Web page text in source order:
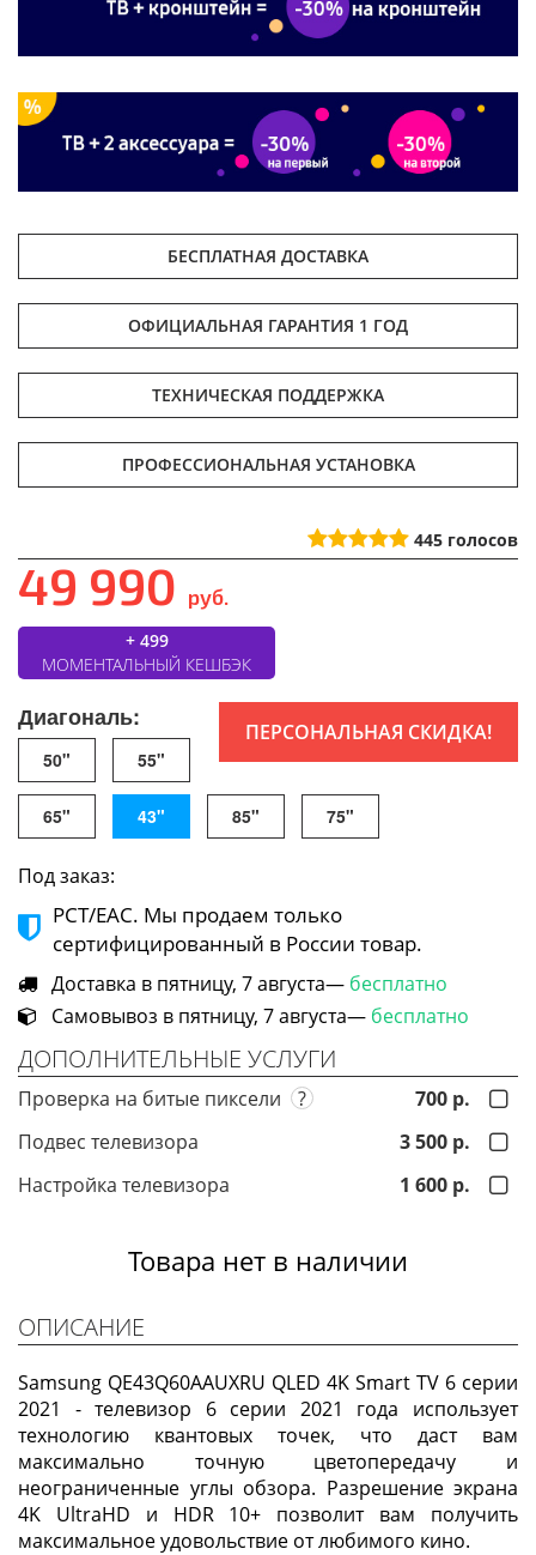
БЕСПЛАТНАЯ ДОСТАВКА
ОФИЦИАЛЬНАЯ ГАРАНТИЯ 1 ГОД
ТЕХНИЧЕСКАЯ ПОДДЕРЖКА
ПРОФЕССИОНАЛЬНАЯ УСТАНОВКА
445 голосов
49 990 руб.
+ 499
МОМЕНТАЛЬНЫЙ КЕШБЭК
ПЕРСОНАЛЬНАЯ СКИДКА!
Диагональ:
50" 55"
65" 43" 85" 75"
Под заказ:
РСТ/ЕАС. Мы продаем только
сертифицированный в России товар.
Доставка в пятницу, 7 августа— бесплатно
Самовывоз в пятницу, 7 августа— бесплатно
ДОПОЛНИТЕЛЬНЫЕ УСЛУГИ
Проверка на битые пиксели ?
700 р.
Подвес телевизора
3 500 р.
Настройка телевизора
1 600 р.
Товара нет в наличии
ОПИСАНИЕ
Samsung QE43Q60AAUXRU QLED 4K Smart TV 6 серии
2021 - телевизор 6 серии 2021 года использует
технологию квантовых точек, что даст вам
максимально точную цветопередачу и
неограниченные углы обзора. Разрешение экрана
4K UltraHD и HDR 10+ позволит вам получить
максимальное удовольствие от любимого кино.